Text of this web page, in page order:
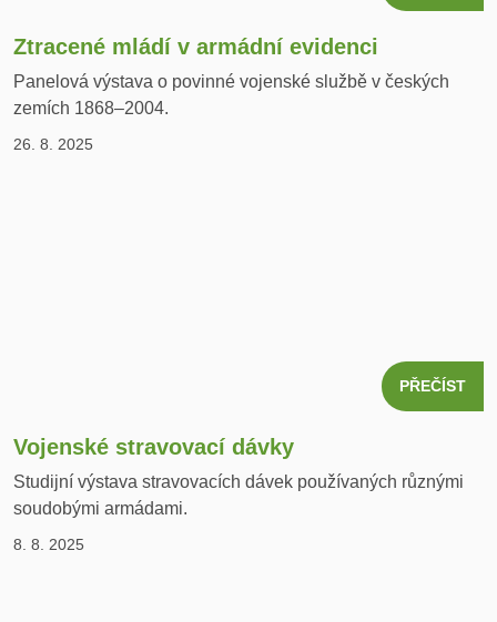
Ztracené mládí v armádní evidenci
Panelová výstava o povinné vojenské službě v českých
zemích 1868–2004.
26. 8. 2025
PŘEČÍST
Vojenské stravovací dávky
Studijní výstava stravovacích dávek používaných různými
soudobými armádami.
8. 8. 2025